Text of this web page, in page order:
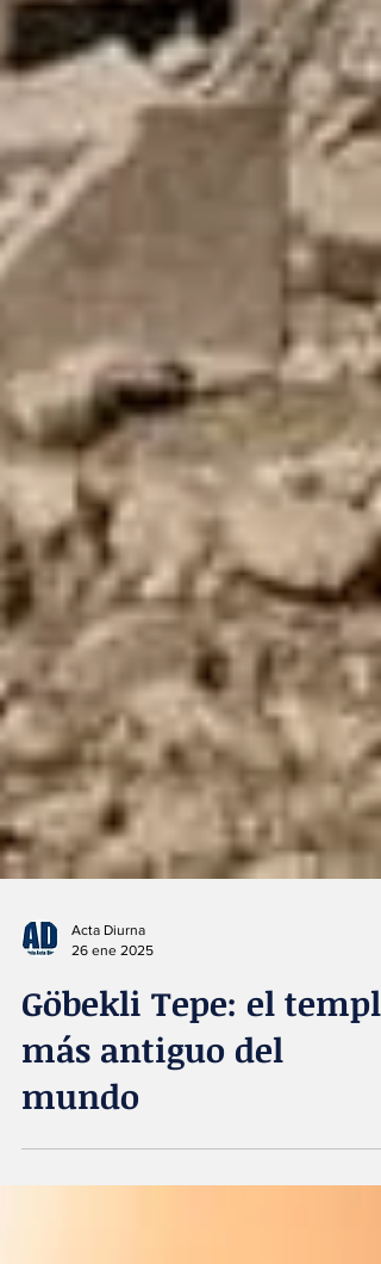
Acta Diurna
26 ene 2025
Göbekli Tepe: el templo
más antiguo del